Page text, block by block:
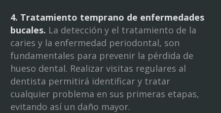
4. Tratamiento temprano de enfermedades
bucales. La detección y el tratamiento de la
caries y la enfermedad periodontal, son
fundamentales para prevenir la pérdida de
hueso dental. Realizar visitas regulares al
dentista permitirá identificar y tratar
cualquier problema en sus primeras etapas,
evitando así un daño mayor.